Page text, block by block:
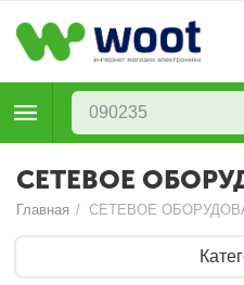
СЕТЕВОЕ
Главная / СЕТЕВОЕ